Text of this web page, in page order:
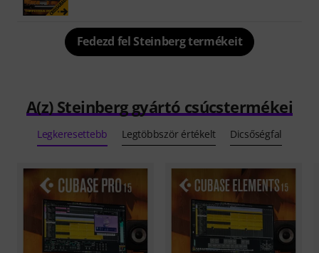
Fedezd fel Steinberg termékeit
A(z) Steinberg gyártó csúcstermékei
Legkeresettebb Legtöbbször értékelt Dicsőségfal